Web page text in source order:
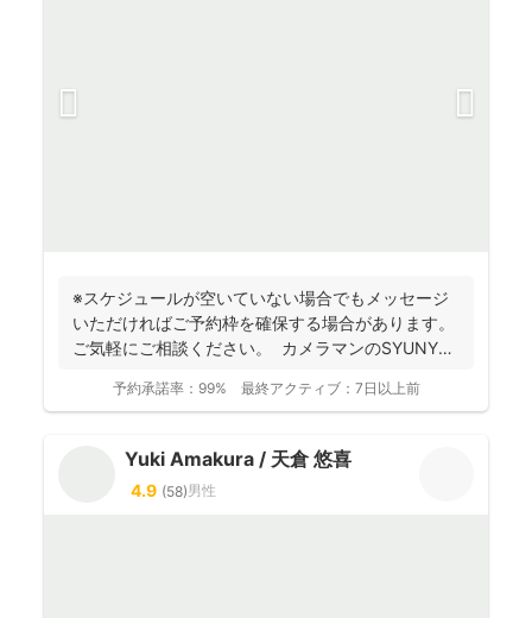
※スケジュールが空いていない場合でもメッセージ
いただければご予約枠を確保する場合があります。
ご気軽にご相談ください。 カメラマンのSYUNYA
予約承諾率： 99% 最終アクティブ： 7日以上前
Yuki Amakura / 天倉 悠喜
4.9 (58)男性